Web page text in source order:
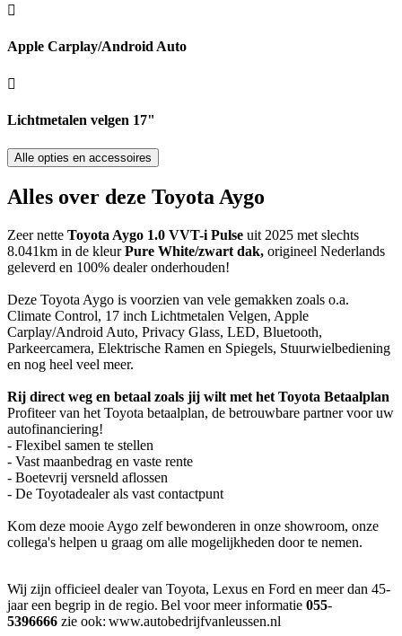
Apple Carplay/Android Auto
Lichtmetalen velgen 17"
Alle opties en accessoires
Alles over deze Toyota Aygo
Zeer nette Toyota Aygo 1.0 VVT-i Pulse uit 2025 met slechts
8.041km in de kleurPure White/zwart dak, origineel Nederlands
geleverd en 100% dealer onderhouden!
Deze Toyota Aygo is voorzien van vele gemakken zoals o.a.
Climate Control, 17 inch Lichtmetalen Velgen, Apple
Carplay/Android Auto, Privacy Glass, LED, Bluetooth,
Parkeercamera, Elektrische Ramen en Spiegels, Stuurwielbediening
en nog heel veel meer.
Rij direct weg en betaal zoals jij wilt met het Toyota Betaalplan
Profiteer van het Toyota betaalplan, de betrouwbare partner voor uw
autofinanciering!
- Flexibel samen te stellen
- Vast maanbedrag en vaste rente
- Boetevrij versneld aflossen
- De Toyotadealer als vast contactpunt
Kom deze mooie Aygo zelf bewonderen in onze showroom, onze
collega's helpen u graag om alle mogelijkheden door te nemen.
Wij zijn officieel dealer van Toyota, Lexus en Ford en meer dan 45-
jaar een begrip in de regio. Bel voor meer informatie 055-
5396666 zie ook: www.autobedrijfvanleussen.nl